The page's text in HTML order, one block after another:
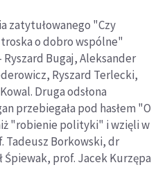
zatytułowanego "Czy
o dobro wspólne"
Bugaj, Aleksander
Ryszard Terlecki,
Druga odsłona
przebiegała pod hasłem "O
"robienie polityki" i wzięli w
Tadeusz Borkowski, dr
Śpiewak, prof. Jacek Kurzępa